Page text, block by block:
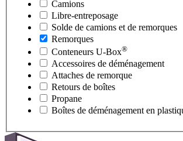
Camions
Libre-entreposage
Solde de camions et de remorques
Remorques
Conteneurs U-Box®
Accessoires de déménagement
Attaches de remorque
Retours de boîtes
Propane
Boîtes de déménagement en